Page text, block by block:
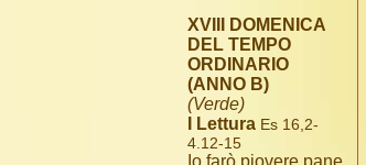
XVIII DOMENICA
DEL TEMPO
ORDINARIO
(ANNO B)
(Verde)
I Lettura Es 16,2-
4.12-15
Io farò piovere pane